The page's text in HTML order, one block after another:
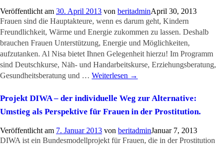
Veröffentlicht am 30. April 2013 von beritadminApril 30, 2013
Frauen sind die Hauptakteure, wenn es darum geht, Kindern
Freundlichkeit, Wärme und Energie zukommen zu lassen. Deshalb
brauchen Frauen Unterstützung, Energie und Möglichkeiten,
aufzutanken. Al Nisa bietet Ihnen Gelegenheit hierzu! Im Programm
sind Deutschkurse, Näh- und Handarbeitskurse, Erziehungsberatung,
Gesundheitsberatung und … Weiterlesen →
Projekt DIWA – der individuelle Weg zur Alternative:
Umstieg als Perspektive für Frauen in der Prostitution.
Veröffentlicht am 7. Januar 2013 von beritadminJanuar 7, 2013
DIWA ist ein Bundesmodellprojekt für Frauen, die in der Prostitution